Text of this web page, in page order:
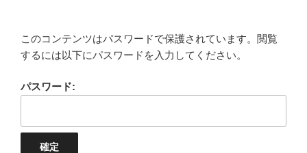
このコンテンツはパスワードで保護されています。閲覧
するには以下にパスワードを入力してください。
パスワード: